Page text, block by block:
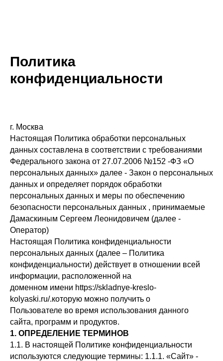
Политика
конфиденциальности
г. Москва
Настоящая Политика обработки персональных
данных составлена в соответствии с требованиями
Федерального закона от 27.07.2006 №152 -ФЗ «О
персональных данных» далее - Закон о персональных
данных и определяет порядок обработки
персональных данных и меры по обеспечению
безопасности персональных данных , принимаемые
Дамаскиным Сергеем Леонидовичем (далее -
Оператор)
Настоящая Политика конфиденциальности
персональных данных (далее – Политика
конфиденциальности) действует в отношении всей
информации, расположенной на
доменном имени https://skladnye-kreslo-
kolyaski.ru/.которую можно получить о
Пользователе во время использования данного
сайта, программ и продуктов.
1. ОПРЕДЕЛЕНИЕ ТЕРМИНОВ
1.1. В настоящей Политике конфиденциальности
используются следующие термины: 1.1.1. «Сайт» -